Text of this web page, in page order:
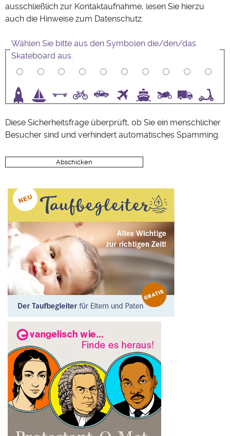
ausschließlich zur Kontaktaufnahme, lesen Sie hierzu
auch die Hinweise zum Datenschutz.
Wählen Sie bitte aus den Symbolen die/den/das
Skateboard aus.
Diese Sicherheitsfrage überprüft, ob Sie ein menschlicher
Besucher sind und verhindert automatisches Spamming.